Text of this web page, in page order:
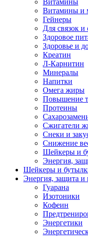
Витамины и
Гейнеры
Для связок и
Здоровое
Здоровье и
Креатин
Л-Карнитин
Минералы
Напитки
Омега жиры
Повышение
Протеины
Сжигатели
Снеки и
Снижение
Шейкеры и
Энергия,
Шейкеры и
Энергия, защита и
Гуарана
Изотоники
Кофеин
Энергетики